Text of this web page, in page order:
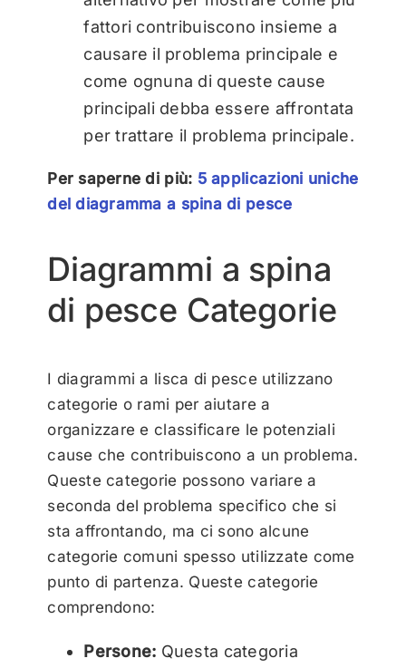
fattori contribuiscono insieme a
causare il problema principale e
come ognuna di queste cause
principali debba essere affrontata
per trattare il problema principale.
Per saperne di più: 5 applicazioni uniche
del diagramma a spina di pesce
Diagrammi a spina
di pesce Categorie
I diagrammi a lisca di pesce utilizzano
categorie o rami per aiutare a
organizzare e classificare le potenziali
cause che contribuiscono a un problema.
Queste categorie possono variare a
seconda del problema specifico che si
sta affrontando, ma ci sono alcune
categorie comuni spesso utilizzate come
punto di partenza. Queste categorie
comprendono:
Persone: Questa categoria